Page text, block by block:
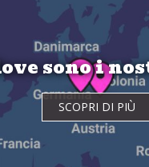
sono i
SCOPRI DI PIÙ
SCOPRI DI PIÙ